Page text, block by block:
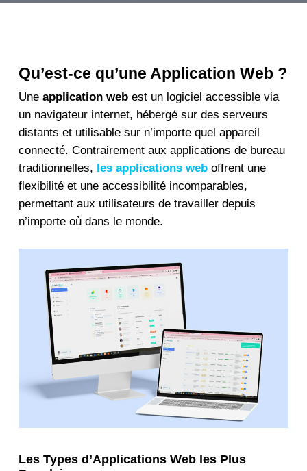
Qu’est-ce qu’une Application Web ?
Une application webest un logiciel accessible via
un navigateur internet, hébergé sur des serveurs
distants et utilisable sur n’importe quel appareil
connecté. Contrairement aux applications de bureau
traditionnelles, les applications weboffrent une
flexibilité et une accessibilité incomparables,
permettant aux utilisateurs de travailler depuis
n’importe où dans le monde.
Les Types d’Applications Web les Plus